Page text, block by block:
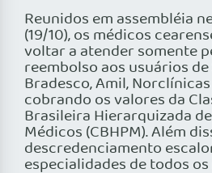
Reunidos em assembléia
(19/10), os médicos
voltar a atender somente
reembolso aos usuários
Bradesco, Amil,
cobrando os valores da
Brasileira Hierarquizada
Médicos (CBHPM). Além
descredenciamento
especialidades de todos